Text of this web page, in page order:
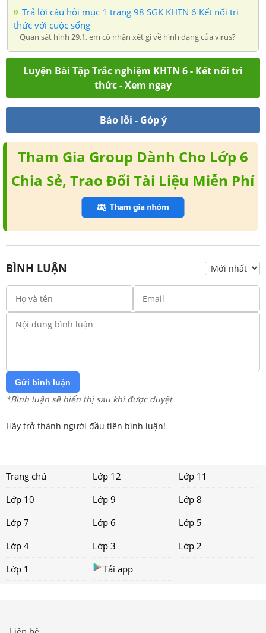
Trả lời câu hỏi mục 1 trang 98 SGK KHTN 6 Kết nối tri
thức với cuộc sống
Quan sát hình 29.1, em có nhận xét gì về hình dạng của virus?
Luyện Bài Tập Trắc nghiệm KHTN 6 - Kết nối tri
thức - Xem ngay
Báo lỗi - Góp ý
Tham Gia Group Dành Cho Lớp 6
Chia Sẻ, Trao Đổi Tài Liệu Miễn Phí
BÌNH LUẬN
Gửi bình luận
*Bình luận sẽ hiển thị sau khi được duyệt
Hãy trở thành người đầu tiên bình luận!
Trang chủ Lớp 12
Lớp 11
Lớp 10
Lớp 9
Lớp 8
Lớp 7
Lớp 6
Lớp 5
Lớp 4
Lớp 3
Lớp 2
Lớp 1
Tải app